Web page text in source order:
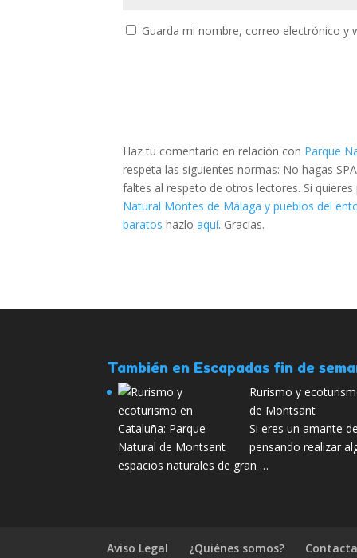
Guarda mi nombre, correo electrónico y
Haz tu comentario en relación con Parque
respeta las siguientes normas: No hagas
faltes al respeto de otros lectores. Si
Natural Montes de Málaga y pueblos del
baratos hazloaquí. Gracias.
También en Escapadas fin de
Rurismo y
de Montsant
Si eres un amante
pensando realizar
espacios naturales de gran …
Aviso Legal ¿Quiénes somos?